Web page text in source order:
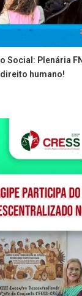
Social: Plenária
humano!